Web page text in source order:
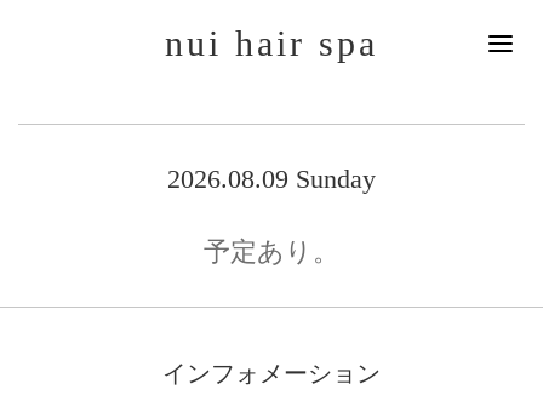
nui hair spa
2026.08.09 Sunday
予定あり。
インフォメーション